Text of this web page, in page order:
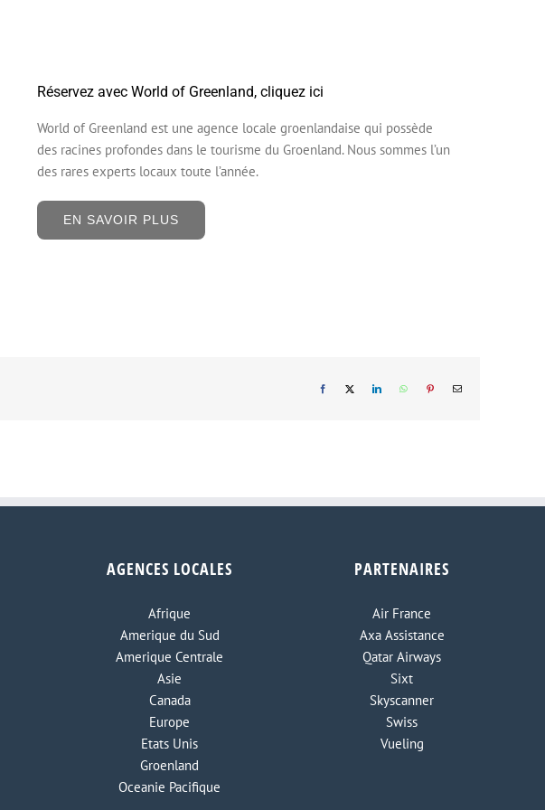
Réservez avec World of Greenland, cliquez ici
World of Greenland est une agence locale groenlandaise qui possède
des racines profondes dans le tourisme du Groenland. Nous sommes l’un
des rares experts locaux toute l’année.
EN SAVOIR PLUS
Facebook LinkedInWhatsAppPinterestEmail
AGENCES LOCALES
Afrique
Amerique du Sud
Amerique Centrale
Asie
Canada
Europe
Etats Unis
Groenland
Oceanie Pacifique
PARTENAIRES
Air France
Axa Assistance
Qatar Airways
Sixt
Skyscanner
Swiss
Vueling